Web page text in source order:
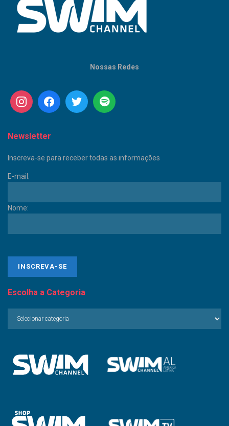
Nossas Redes
Newsletter
Inscreva-se para receber todas as informações
E-mail:
Nome:
Escolha a Categoria
Escolha